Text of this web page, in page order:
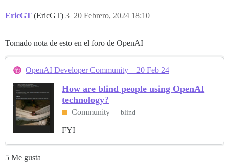
EricGT (EricGT) 20 Febrero, 2024 18:10
3
Tomado nota de esto en el foro de OpenAI
OpenAI Developer Community – 20 Feb 24
How are blind people using OpenAI
technology?
Community blind
FYI
5 Me gusta